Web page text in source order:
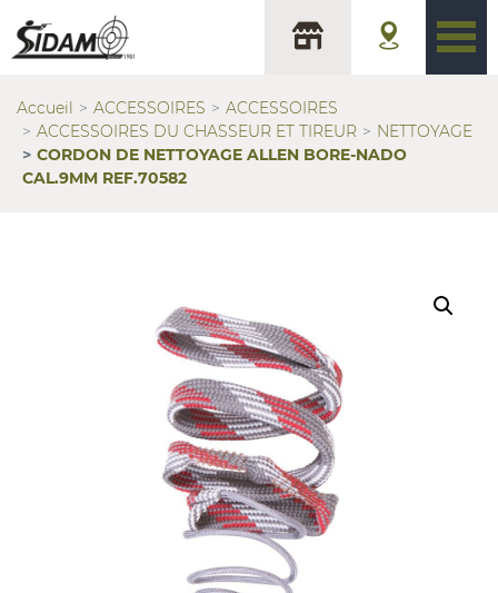
Accueil ACCESSOIRES
ACCESSOIRES
ACCESSOIRES DU CHASSEUR ET TIREUR
NETTOYAGE
CORDON DE NETTOYAGE ALLEN BORE-NADO
CAL.9MM REF.70582